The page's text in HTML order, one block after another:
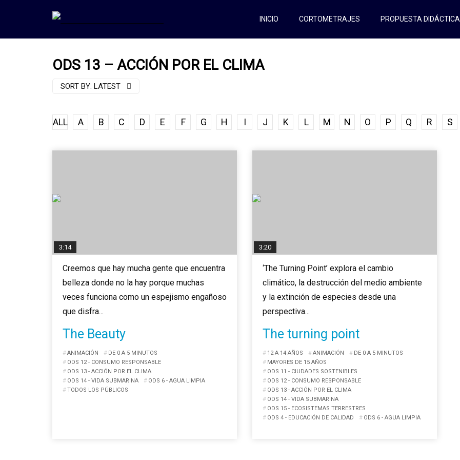
INICIO CORTOMETRAJES PROPUESTA DIDÁCTICA
ODS 13 – ACCIÓN POR EL CLIMA
SORT BY: LATEST
ALL A B C D E F G H I J K L M N O P Q R S
3:14
ANIMACIÓN
DE 0 A 5 MINUTOS
ODS 12 - CONSUMO RESPONSABLE
ODS 13 - ACCIÓN POR EL CLIMA
ODS 14 - VIDA SUBMARINA
ODS 6 - AGUA LIMPIA
TODOS LOS PÚBLICOS
The Beauty
Creemos que hay mucha gente que encuentra
belleza donde no la hay porque muchas
veces funciona como un espejismo engañoso
que disfra...
3:20
12 A 14 AÑOS ANIMACIÓN
DE 0 A 5 MINUTOS
MAYORES DE 15 AÑOS
ODS 11 - CIUDADES SOSTENIBLES
ODS 12 - CONSUMO RESPONSABLE
ODS 13 - ACCIÓN POR EL CLIMA
ODS 14 - VIDA SUBMARINA
ODS 15 - ECOSISTEMAS TERRESTRES
ODS 4 - EDUCACIÓN DE CALIDAD
ODS 6 - AGUA LIMPIA
The turning point
‘The Turning Point’ explora el cambio
climático, la destrucción del medio ambiente
y la extinción de especies desde una
perspectiva...